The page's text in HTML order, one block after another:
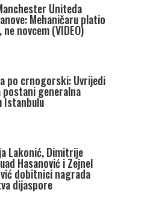
Uniteda
Mehaničaru platio
novcem (VIDEO)
po crnogorski: Uvrijedi
postani generalna
Istanbulu
Lakonić, Dimitrije
Hasanović i Zejnel
dobitnici nagrada
dijaspore